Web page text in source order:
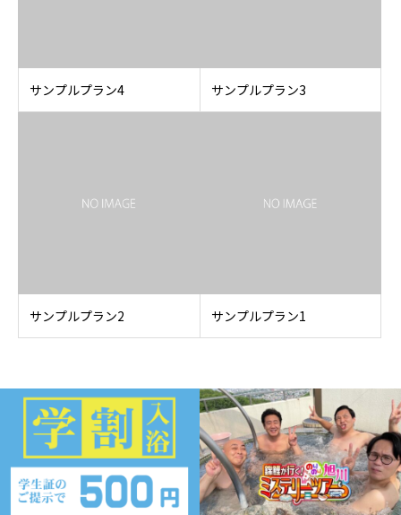
サンプルプラン4 サンプルプラン3
サンプルプラン2 サンプルプラン1